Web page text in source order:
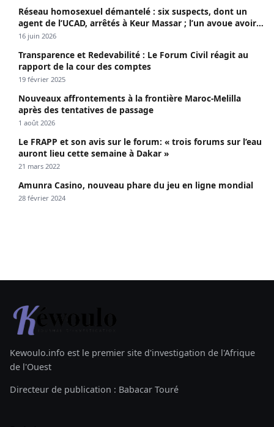
Réseau homosexuel démantelé : six suspects, dont un
agent de l’UCAD, arrêtés à Keur Massar ; l’un avoue avoir
propagé le VIH depuis 2018
16 juin 2026
Transparence et Redevabilité : Le Forum Civil réagit au
rapport de la cour des comptes
19 février 2025
Nouveaux affrontements à la frontière Maroc-Melilla
après des tentatives de passage
1 août 2026
Le FRAPP et son avis sur le forum: « trois forums sur l’eau
auront lieu cette semaine à Dakar »
21 mars 2022
Amunra Casino, nouveau phare du jeu en ligne mondial
28 février 2024
Kewoulo.info est le premier site d'investigation de l'Afrique
de l'Ouest
Directeur de publication : Babacar Touré